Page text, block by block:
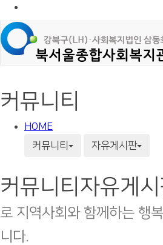
커뮤니티
HOME
커뮤니티
자유게시판
커뮤니티 자유게
로 지역사회와 함께하는 행
니다.